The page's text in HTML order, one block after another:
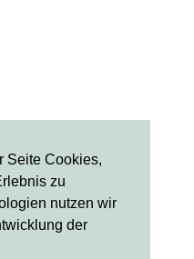
Seite Cookies,
zu
nutzen wir
der